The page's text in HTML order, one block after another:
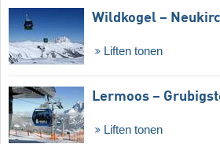
Wildkogel –
Liften tonen
Lermoos –
Liften tonen